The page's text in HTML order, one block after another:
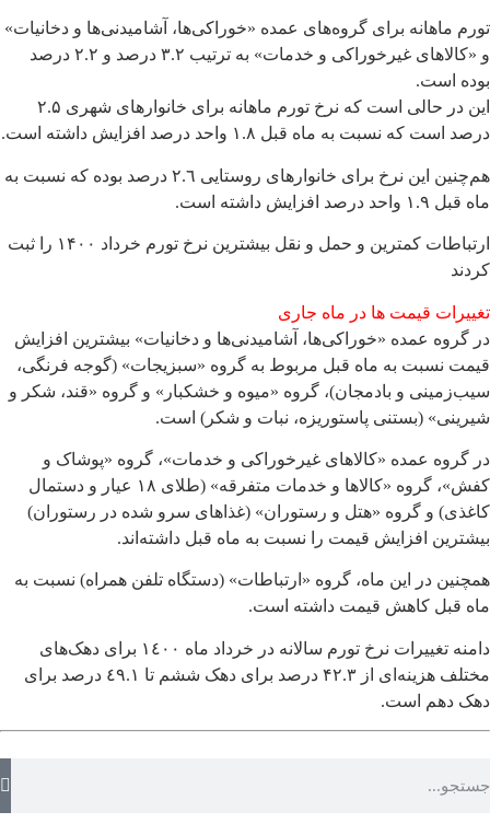
تورم ماهانه برای گروه‌های عمده «خوراکی‌ها، آشامیدنی‌ها و دخانیات»
و «کالاهای غیرخوراکی و خدمات» به ترتیب ٣.٢ درصد و ٢.٢ درصد
بوده است.
این در حالی است که نرخ تورم ماهانه برای خانوارهای شهری ۲.۵
درصد است که نسبت به ماه قبل ١.٨ واحد درصد افزایش داشته است.
هم‌چنین این نرخ برای خانوارهای روستایی ٢.٦ درصد بوده که نسبت به
ماه قبل ١.٩ واحد درصد افزایش داشته است.
ارتباطات کمترین و حمل و نقل بیشترین نرخ تورم خرداد ۱۴۰۰ را ثبت
کردند
تغییرات قیمت ها در ماه جاری
در گروه عمده «خوراکی‌ها، آشامیدنی‌ها و دخانیات» بیشترین افزایش
قیمت نسبت به ماه قبل مربوط به گروه «سبزیجات» (گوجه فرنگی،
سیب‌زمینی و بادمجان)، گروه «میوه و خشکبار» و گروه «قند، شکر و
شیرینی» (بستنی پاستوریزه، نبات و شکر) است.
در گروه عمده «کالاهای غیرخوراکی و خدمات»، گروه «پوشاک و
کفش»، گروه «کالاها و خدمات متفرقه» (طلای ١٨ عیار و دستمال
کاغذی) و گروه «هتل و رستوران» (غذاهای سرو شده در رستوران)
بیشترین افزایش قیمت را نسبت به ماه قبل داشته‌اند.
همچنین در این ماه، گروه «ارتباطات» (دستگاه تلفن همراه) نسبت به
ماه قبل کاهش قیمت داشته است.
دامنه تغییرات نرخ تورم سالانه در خرداد ماه ١٤٠٠ برای دهک‌های
مختلف هزینه‌ای از ۴۲.۳ درصد برای دهک ششم تا ٤٩.١ درصد برای
دهک دهم است.